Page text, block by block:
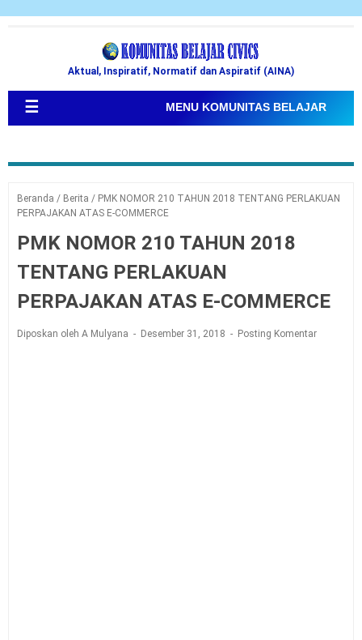
Aktual, Inspiratif, Normatif dan Aspiratif (AINA)
☰ MENU KOMUNITAS BELAJAR
Beranda / Berita / PMK NOMOR 210 TAHUN 2018 TENTANG PERLAKUAN
PERPAJAKAN ATAS E-COMMERCE
PMK NOMOR 210 TAHUN 2018
TENTANG PERLAKUAN
PERPAJAKAN ATAS E-COMMERCE
Diposkan oleh A Mulyana Desember 31, 2018 Posting Komentar